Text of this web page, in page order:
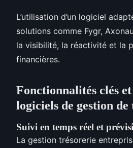
L’utilisation d’un logiciel
solutions comme Fygr,
la visibilité, la réactivité et la
financières.
Fonctionnalités clés et
logiciels de gestion
Suivi en temps réel et
La gestion trésorerie